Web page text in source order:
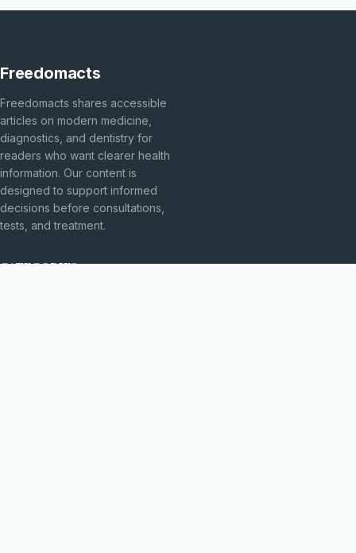
Freedomacts
Freedomacts shares accessible
articles on modern medicine,
diagnostics, and dentistry for
readers who want clearer health
information. Our content is
designed to support informed
decisions before consultations,
tests, and treatment.
CATEGORIES